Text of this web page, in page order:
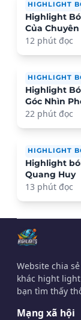
HIGHLIGHT
Highlight
Của Chuyên
12 phút đọc
HIGHLIGHT
Highlight
Góc Nhìn
22 phút đọc
HIGHLIGHT
Highlight
Quang Huy
13 phút đọc
Website chia
khác hight
bạn tìm thấy
Mạng xã hội